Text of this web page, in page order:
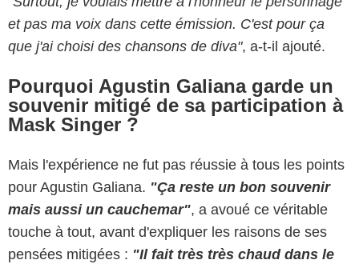
et pas ma voix dans cette émission. C'est pour ça
que j'ai choisi des chansons de diva", a-t-il ajouté.
Pourquoi Agustin Galiana garde un
souvenir mitigé de sa participation à
Mask Singer ?
Mais l'expérience ne fut pas réussie à tous les points
pour Agustin Galiana. "Ça reste un bon souvenir
mais aussi un cauchemar", a avoué ce véritable
touche à tout, avant d'expliquer les raisons de ses
pensées mitigées : "Il fait très très chaud dans le